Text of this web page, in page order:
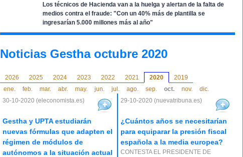
Los técnicos de Hacienda van a la huelga y alertan de la falta de
medios contra el fraude: "Con un 40% más de plantilla se
ingresarían 5.000 millones más al año"
Noticias Gestha octubre 2020
2026 2025 2024 2023 2022 2021 2020
2019
ene.
feb. mar. abr. may. jun. jul. ago. sep. oct. nov.
dic.
30-10-2020 (eleconomista.es)
Gestha y UPTA estudiarán
nuevas fórmulas que adapten el
régimen de módulos de
autónomos a la situación actual
29-10-2020 (nuevatribuna.es)
¿Cuántos años se necesitarían
para equiparar la presión fiscal
española a la media europea?
CONTESTA EL PRESIDENTE DE